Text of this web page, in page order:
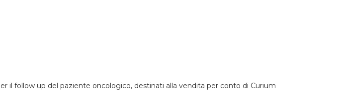
il follow up del paziente oncologico, destinati alla vendita per conto di Curium